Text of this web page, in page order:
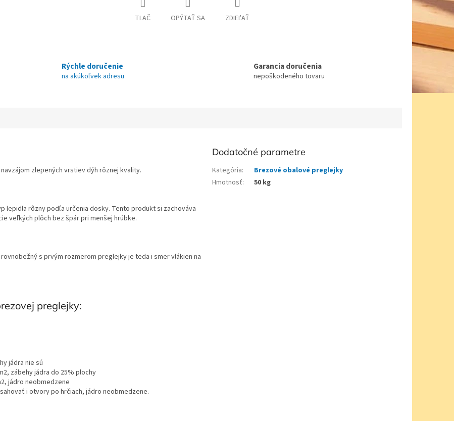
TLAČ OPÝTAŤ SA ZDIEĽAŤ
Rýchle doručenie
na akúkoľvek adresu
Garancia doručenia
nepoškodeného tovaru
zlepených vrstiev dýh rôznej kvality.
lepidla rôzny podľa určenia dosky. Tento produkt si zachováva
veľkých plôch bez špár pri menšej hrúbke.
s prvým rozmerom preglejky je teda i smer vlákien na
preglejky:
jádra nie sú
zábehy jádra do 25% plochy
jádro neobmedzene
i otvory po hrčiach, jádro neobmedzene.
Dodatočné parametre
Kategória:
Brezové obalové preglejky
Hmotnosť: 50 kg